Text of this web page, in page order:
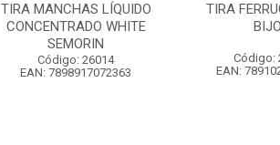
TIRA MANCHAS LÍQUIDO
CONCENTRADO WHITE
SEMORIN
Código: 26014
EAN: 7898917072363
TIRA
Código:
EAN: